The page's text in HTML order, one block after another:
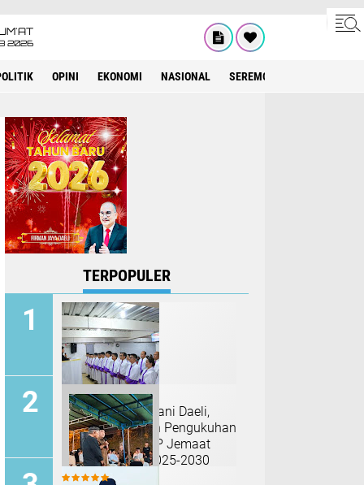
2026
OPINI EKONOMI NASIONAL SEREMONIAL
TERPOPULER
Pdt. Jemaat Kariani Daeli,
S.Th Laksanakan Pengukuhan
SNK Gereja ONKP Jemaat
Depok Periode 2025-2030